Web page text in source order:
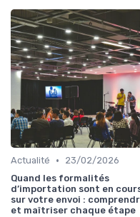
Actualité •
23/02/2026
Quand les formalités
d’importation sont en
sur votre envoi :
et maîtriser chaque étape